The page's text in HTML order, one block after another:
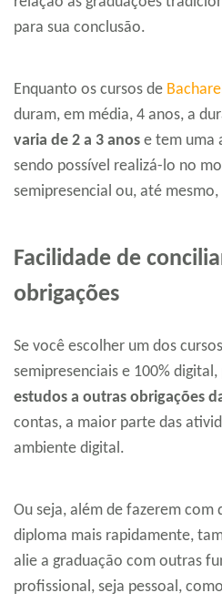
para sua conclusão.
Enquanto os cursos de
duram, em média, 4 anos, a
varia de 2 a 3 anos e tem uma
sendo possível realizá-lo no
semipresencial ou, até
Facilidade de
obrigações
Se você escolher um dos
semipresenciais e 100% digital,
estudos a outras obrigações
contas, a maior parte das
ambiente digital.
Ou seja, além de fazerem com
diploma mais rapidamente,
alie a graduação com outras
profissional, seja pessoal,